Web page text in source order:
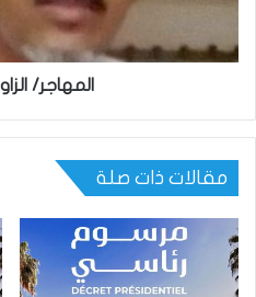
المهاجر/
مقالات ذات صلة